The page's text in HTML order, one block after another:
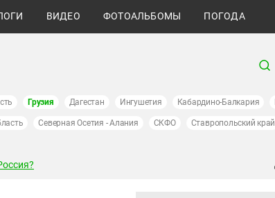
ВИДЕО ФОТОАЛЬБОМЫ ПОГОДА
Грузия Дагестан Ингушетия Кабардино-Балкария
Северная Осетия - Алания СКФО Ставропольский край